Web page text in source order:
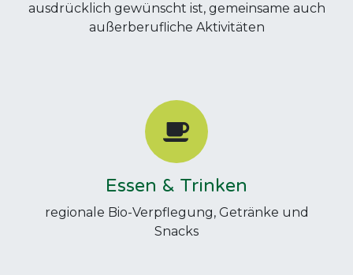
ausdrücklich gewünscht ist, gemeinsame auch
außerberufliche Aktivitäten
Essen & Trinken
regionale Bio-Verpflegung, Getränke und
Snacks